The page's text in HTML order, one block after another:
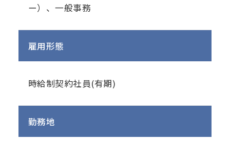
ー）、一般事務
雇用形態
時給制契約社員(有期)
勤務地